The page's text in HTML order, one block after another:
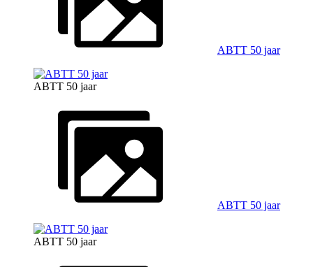
ABTT 50 jaar
ABTT 50 jaar
ABTT 50 jaar
ABTT 50 jaar